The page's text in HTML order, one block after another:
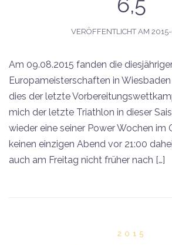
VERÖFFENTLICHT AM
Am 09.08.2015 fanden die
Europameisterschaften in
dies der letzte
mich der letzte Triathlon in dieser
wieder eine seiner Power Wochen im
keinen einzigen Abend vor 21:00
auch am Freitag nicht früher nach […]
2015